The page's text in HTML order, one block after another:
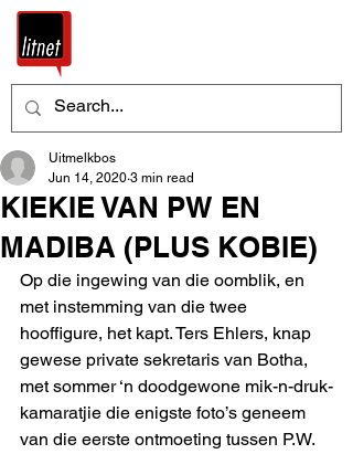
KIEKIE VAN PW EN
MADIBA (PLUS KOBIE)
Uitmelkbos
Jun 14, 2020 3 min read
Op die ingewing van die oomblik, en
met instemming van die twee
hooffigure, het kapt. Ters Ehlers, knap
gewese private sekretaris van Botha,
met sommer ‘n doodgewone mik-n-druk-
kamaratjie die enigste foto’s geneem
van die eerste ontmoeting tussen P.W.